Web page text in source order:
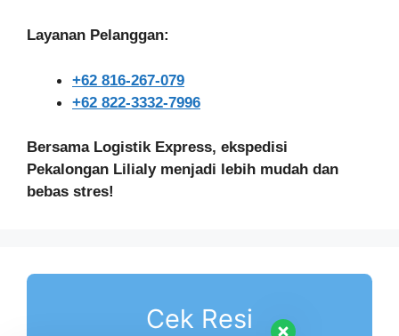
Layanan Pelanggan:
+62 816-267-079
+62 822-3332-7996
Bersama Logistik Express, ekspedisi
Pekalongan Lilialy menjadi lebih mudah dan
bebas stres!
Cek Resi